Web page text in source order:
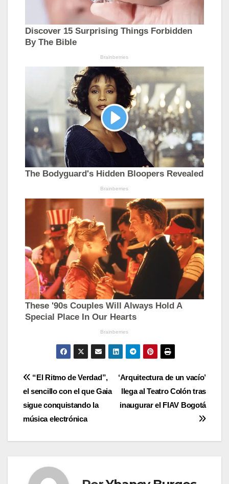
Navegación
de
entradas
‘Arquitectura de un vacío’
llega al Teatro Colón tras
inaugurar el FIAV Bogotá
“El Ritmo de Verdad”,
el sencillo con el que Gaia
sigue conquistando la
música electrónica